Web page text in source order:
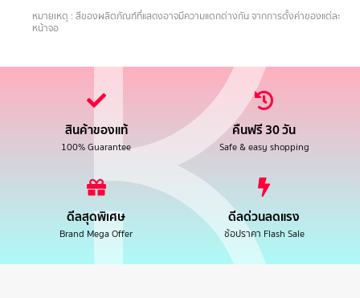
หมายเหตุ : สีของผลิตภัณฑ์ที่แสดงอาจมีความแตกต่างกัน จากการตั้งค่าของแต่ละ
หน้าจอ
สินค้าของแท้
100% Guarantee
คืนฟรี 30 วัน
Safe & easy shopping
ดีลสุดพิเศษ
Brand Mega Offer
ดีลด่วนลดแรง
ช้อปราคา Flash Sale